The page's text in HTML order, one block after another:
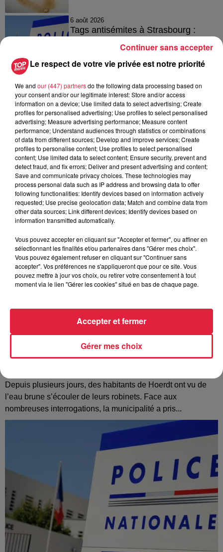
6 août 2026
Tags antisémites à Strasbourg :
6 août 2026
Au zoo de Mulhouse : rencontre
avec les flamants rouges
À découvrir également
Depuis plusieurs jours, des habitants de Hoerdt ont vu de
l’eau brune s’écouler de leurs robinets. Face aux
nombreuses interrogations, la municipalité a pris...
Le respect de votre vie privée est notre priorité
We and our (447) partnersdo the following data processing based on
your consent and/or our legitimate interest: Store and/or access
information on a device; Use limited data to select advertising; Create
profiles for personalised advertising; Use profiles to select personalised
advertising; Measure advertising performance; Measure content
performance; Understand audiences through statistics or combinations
of data from different sources; Develop and improve services; Create
profiles to personalise content; Use profiles to select personalised
content; Use limited data to select content; Ensure security, prevent and
detect fraud, and fix errors; Deliver and present advertising and content;
Save and communicate privacy choices. These technologies may
process personal data such as IP address and browsing data to offer
following functionalities: Identify devices based on information actively
requested; Use precise geolocation data; Match and combine data from
other data sources; Link different devices; Identify devices based on
information transmitted automatically.
Vous pouvez accepter en cliquant sur "Accepter et fermer", ou affiner en
sélectionnant les finalités et/ou partenaires dans "Gérer mes choix".
Vous pouvez également refuser en cliquant sur "Continuer sans
accepter". Vos préférences ne s'appliqueront que pour ce site. Vous
pouvez mettre à jour vos choix, ou retirer votre consentement à tout
moment via le lien "Gérer les cookies" situé en bas de chaque page.
Gérer mes choix
Accepter et fermer
Continuer sans accepter